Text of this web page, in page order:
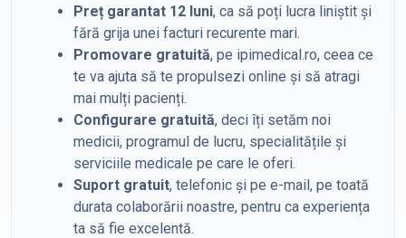
Preț garantat 12 luni, ca să poți lucra liniștit și
fără grija unei facturi recurente mari.
Promovare gratuită, pe ipimedical.ro, ceea ce
te va ajuta să te propulsezi online și să atragi
mai mulți pacienți.
Configurare gratuită, deci îți setăm noi
medicii, programul de lucru, specialitățile și
serviciile medicale pe care le oferi.
Suport gratuit, telefonic și pe e-mail, pe toată
durata colaborării noastre, pentru ca experiența
ta să fie excelentă.